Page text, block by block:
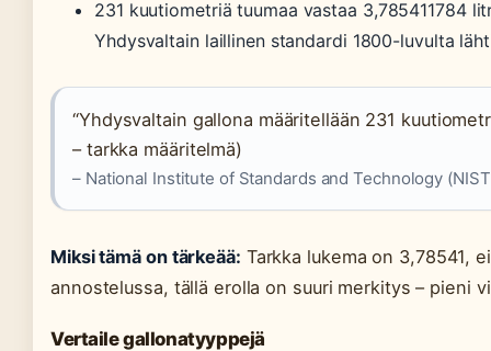
231 kuutiometriä tuumaa vastaa 3,785411784
Yhdysvaltain laillinen standardi 1800-luvulta
“Yhdysvaltain gallona määritellään 231
– tarkka määritelmä)
– National Institute of Standards and Technology
Miksi tämä on tärkeää: Tarkka lukema on 3,78541,
annostelussa, tällä erolla on suuri merkitys – pieni
Vertaile gallonatyyppejä